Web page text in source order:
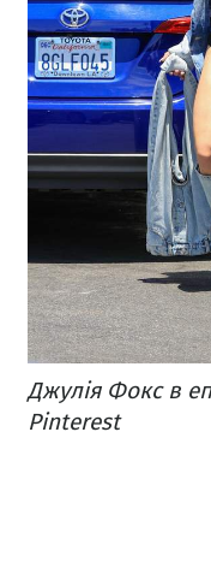
Джулія Фокс в
Pinterest